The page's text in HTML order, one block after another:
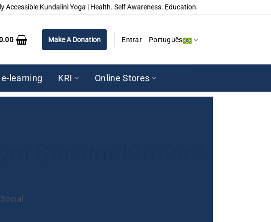
Accessible Kundalini Yoga | Health. Self Awareness. Education.
Make A Donation Entrar Português
learning KRI Online Stores